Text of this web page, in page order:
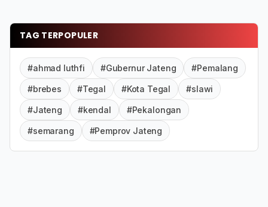
TAG TERPOPULER
#ahmad luthfi #Gubernur Jateng #Pemalang
#brebes #Tegal #Kota Tegal #slawi
#Jateng #kendal #Pekalongan
#semarang #Pemprov Jateng